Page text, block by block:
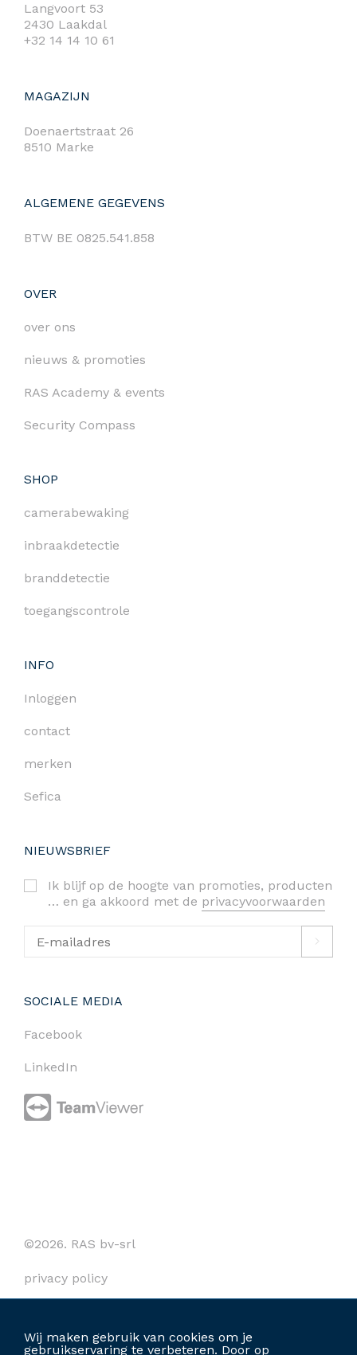
Wij maken gebruik van cookies om je
gebruikservaring te verbeteren. Door op
Langvoort 53
2430 Laakdal
+32 14 14 10 61
MAGAZIJN
Doenaertstraat 26
8510 Marke
ALGEMENE GEGEVENS
BTW BE 0825.541.858
OVER
over ons
nieuws & promoties
RAS Academy & events
Security Compass
SHOP
camerabewaking
inbraakdetectie
branddetectie
toegangscontrole
INFO
Inloggen
contact
merken
Sefica
NIEUWSBRIEF
Ik blijf op de hoogte van promoties, producten
… en ga akkoord met de privacyvoorwaarden
SOCIALE MEDIA
Facebook
LinkedIn
©2026. RAS bv-srl
privacy policy
algemene voorwaarden